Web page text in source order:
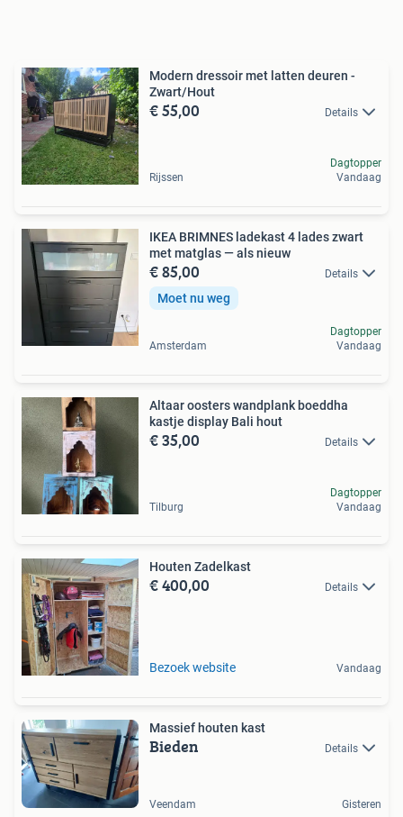
Modern dressoir met latten deuren -
Zwart/Hout
€ 55,00 Details
Rijssen
Dagtopper
Vandaag
IKEA BRIMNES ladekast 4 lades zwart
met matglas — als nieuw
€ 85,00 Details
Moet nu weg
Amsterdam
Dagtopper
Vandaag
Altaar oosters wandplank boeddha
kastje display Bali hout
€ 35,00 Details
Tilburg
Dagtopper
Vandaag
Houten Zadelkast
€ 400,00 Details
Bezoek website Vandaag
Massief houten kast
Bieden Details
Veendam Gisteren